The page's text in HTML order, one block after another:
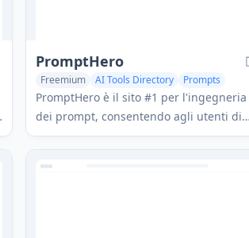
PromptHero
Freemium AI Tools Directory Prompts
PromptHero è il sito #1 per l'ingegneria
dei prompt, consentendo agli utenti di
cercare milioni di immagini e prompt di
Midjourney e ChatGPT.